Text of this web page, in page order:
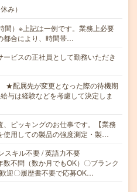
み）
間）※上記は一例です。業務上必要
都合により、時間帯…
ビスの正社員として勤務いただき
★配属先が変更となった際の待機期
与は経験などを考慮して決定しま
、ピッキングのお仕事です。【業務
使用しての製品の強度測定・製…
スキル不要 / 英語力不要
不問（数か月でもOK）〇ブランク
迎〇履歴書不要で応募OK…